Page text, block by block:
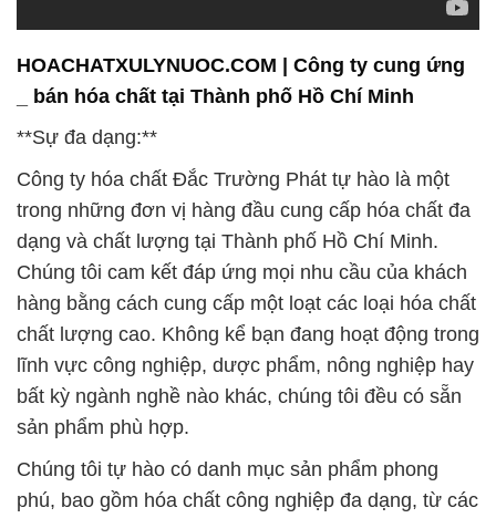
HOACHATXULYNUOC.COM | Công ty cung ứng
_ bán hóa chất tại Thành phố Hồ Chí Minh
**Sự đa dạng:**
Công ty hóa chất Đắc Trường Phát tự hào là một
trong những đơn vị hàng đầu cung cấp hóa chất đa
dạng và chất lượng tại Thành phố Hồ Chí Minh.
Chúng tôi cam kết đáp ứng mọi nhu cầu của khách
hàng bằng cách cung cấp một loạt các loại hóa chất
chất lượng cao. Không kể bạn đang hoạt động trong
lĩnh vực công nghiệp, dược phẩm, nông nghiệp hay
bất kỳ ngành nghề nào khác, chúng tôi đều có sẵn
sản phẩm phù hợp.
Chúng tôi tự hào có danh mục sản phẩm phong
phú, bao gồm hóa chất công nghiệp đa dạng, từ các